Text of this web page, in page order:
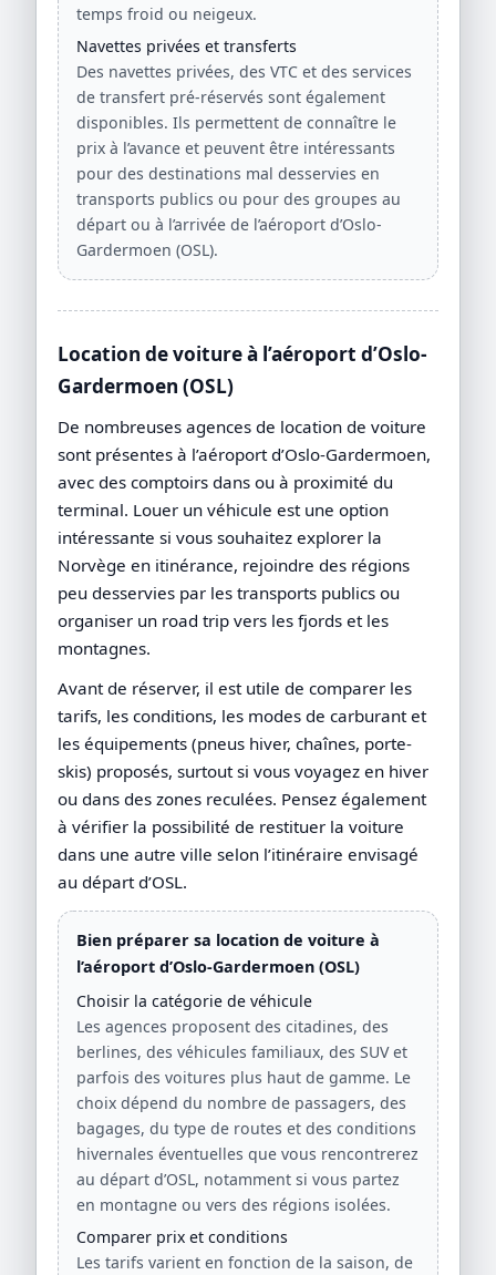
temps froid ou neigeux.
Navettes privées et transferts
Des navettes privées, des VTC et des services
de transfert pré-réservés sont également
disponibles. Ils permettent de connaître le
prix à l’avance et peuvent être intéressants
pour des destinations mal desservies en
transports publics ou pour des groupes au
départ ou à l’arrivée de l’aéroport d’Oslo-
Gardermoen (OSL).
Location de voiture à l’aéroport d’Oslo-
Gardermoen (OSL)
De nombreuses agences de location de voiture
sont présentes à l’aéroport d’Oslo-Gardermoen,
avec des comptoirs dans ou à proximité du
terminal. Louer un véhicule est une option
intéressante si vous souhaitez explorer la
Norvège en itinérance, rejoindre des régions
peu desservies par les transports publics ou
organiser un road trip vers les fjords et les
montagnes.
Avant de réserver, il est utile de comparer les
tarifs, les conditions, les modes de carburant et
les équipements (pneus hiver, chaînes, porte-
skis) proposés, surtout si vous voyagez en hiver
ou dans des zones reculées. Pensez également
à vérifier la possibilité de restituer la voiture
dans une autre ville selon l’itinéraire envisagé
au départ d’OSL.
Bien préparer sa location de voiture à
l’aéroport d’Oslo-Gardermoen (OSL)
Choisir la catégorie de véhicule
Les agences proposent des citadines, des
berlines, des véhicules familiaux, des SUV et
parfois des voitures plus haut de gamme. Le
choix dépend du nombre de passagers, des
bagages, du type de routes et des conditions
hivernales éventuelles que vous rencontrerez
au départ d’OSL, notamment si vous partez
en montagne ou vers des régions isolées.
Comparer prix et conditions
Les tarifs varient en fonction de la saison, de